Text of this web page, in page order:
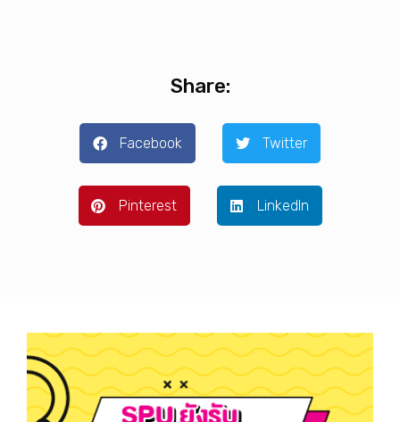
Share:
Facebook Twitter
Pinterest LinkedIn